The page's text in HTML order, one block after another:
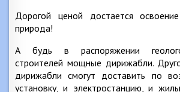
Дорогой ценой достается
природа!
А будь в распоряжении
строителей мощные дирижабли.
дирижабли смогут доставить по
установку, и электростанцию, и